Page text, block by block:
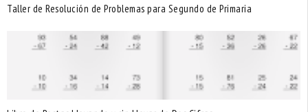
Taller de Resolución de Problemas para Segundo de Primaria